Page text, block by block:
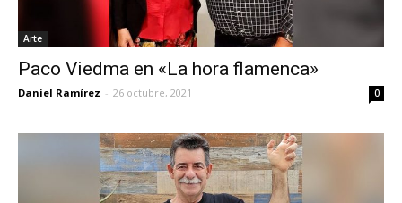
Arte
Paco Viedma en «La hora flamenca»
Daniel Ramírez - 26 octubre, 2021 0